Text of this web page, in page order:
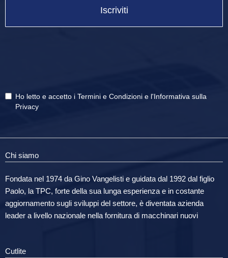
Iscriviti
Ho letto e accetto i Termini e Condizioni e l'Informativa sulla
Privacy
Chi siamo
Fondata nel 1974 da Gino Vangelisti e guidata dal 1992 dal figlio
Paolo, la TPC, forte della sua lunga esperienza e in costante
aggiornamento sugli sviluppi del settore, è diventata azienda
leader a livello nazionale nella fornitura di macchinari nuovi
Cutlite